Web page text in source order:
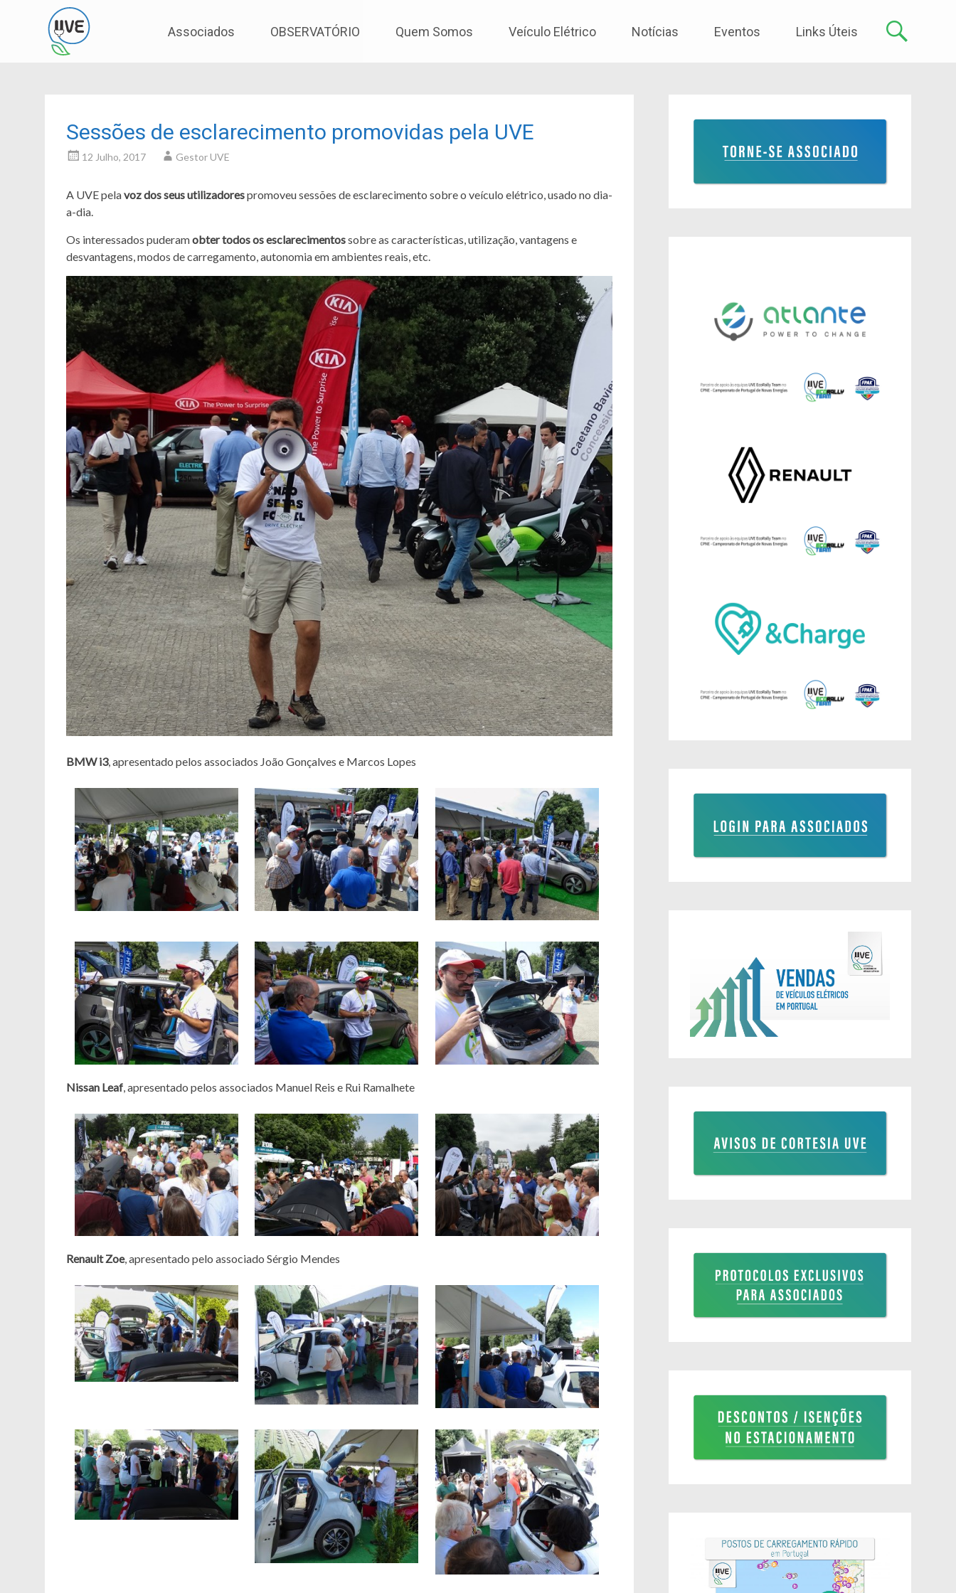
to
Associados OBSERVATÓRIO Quem Somos Veículo Elétrico Notícias Eventos Links Úteis
Sessões de esclarecimento promovidas pela UVE
12 Julho, 2017 Gestor UVE
A UVE pelavoz dos seus utilizadorespromoveu sessões de esclarecimento sobre o veículo elétrico, usado no dia-
a-dia.
Os interessados puderamobter todos os esclarecimentossobre as características, utilização, vantagens e
desvantagens, modos de carregamento, autonomia em ambientes reais, etc.
BMW i3, apresentado pelos associados João Gonçalves e Marcos Lopes
Nissan Leaf , apresentado pelos associados Manuel Reis e Rui Ramalhete
Renault Zoe, apresentado pelo associado Sérgio Mendes